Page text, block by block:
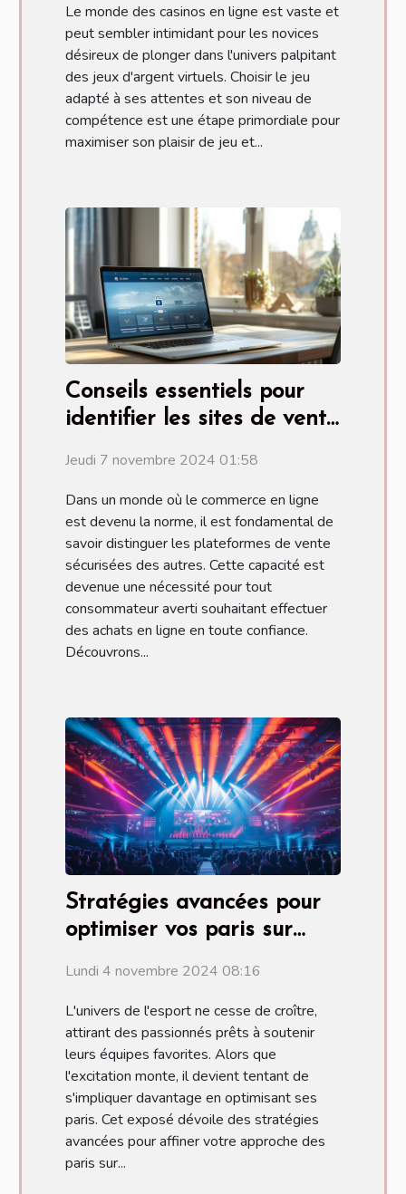
Le monde des casinos en ligne est vaste et
peut sembler intimidant pour les novices
désireux de plonger dans l'univers palpitant
des jeux d'argent virtuels. Choisir le jeu
adapté à ses attentes et son niveau de
compétence est une étape primordiale pour
maximiser son plaisir de jeu et...
Conseils essentiels pour
identifier les sites de vente
Jeudi 7 novembre 2024 01:58
Dans un monde où le commerce en ligne
est devenu la norme, il est fondamental de
savoir distinguer les plateformes de vente
sécurisées des autres. Cette capacité est
devenue une nécessité pour tout
consommateur averti souhaitant effectuer
des achats en ligne en toute confiance.
Découvrons...
Stratégies avancées pour
optimiser vos paris sur
Lundi 4 novembre 2024 08:16
L'univers de l'esport ne cesse de croître,
attirant des passionnés prêts à soutenir
leurs équipes favorites. Alors que
l'excitation monte, il devient tentant de
s'impliquer davantage en optimisant ses
paris. Cet exposé dévoile des stratégies
avancées pour affiner votre approche des
paris sur...